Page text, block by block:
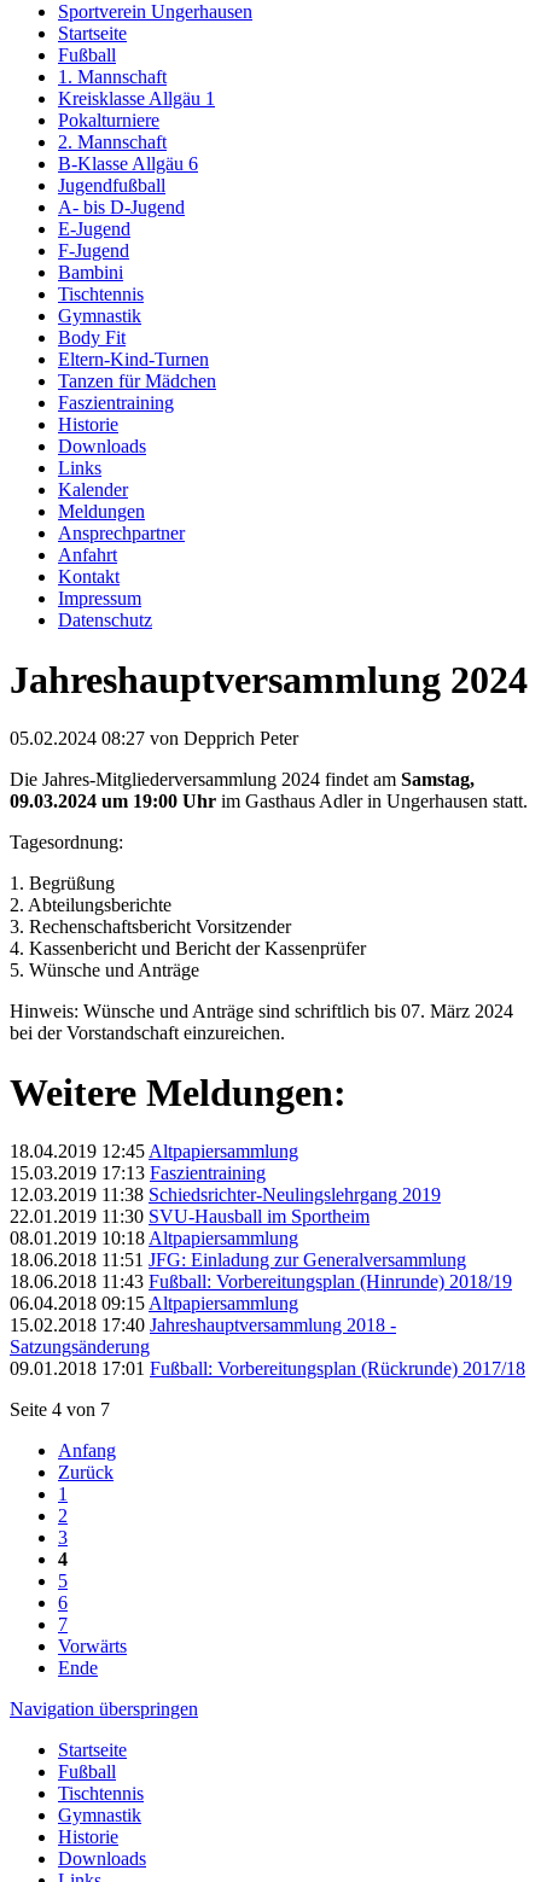
Sportverein Ungerhausen
Startseite
Fußball
1. Mannschaft
Kreisklasse Allgäu 1
Pokalturniere
2. Mannschaft
B-Klasse Allgäu 6
Jugendfußball
A- bis D-Jugend
E-Jugend
F-Jugend
Bambini
Tischtennis
Gymnastik
Body Fit
Eltern-Kind-Turnen
Tanzen für Mädchen
Faszientraining
Historie
Downloads
Links
Kalender
Meldungen
Ansprechpartner
Anfahrt
Kontakt
Impressum
Datenschutz
Jahreshauptversammlung 2024
05.02.2024 08:27 von Depprich Peter
Die Jahres-Mitgliederversammlung 2024 findet am Samstag,
09.03.2024 um 19:00 Uhr im Gasthaus Adler in Ungerhausen statt.
Tagesordnung:
1. Begrüßung
2. Abteilungsberichte
3. Rechenschaftsbericht Vorsitzender
4. Kassenbericht und Bericht der Kassenprüfer
5. Wünsche und Anträge
Hinweis: Wünsche und Anträge sind schriftlich bis 07. März 2024
bei der Vorstandschaft einzureichen.
Weitere Meldungen:
18.04.2019 12:45 Altpapiersammlung
15.03.2019 17:13 Faszientraining
12.03.2019 11:38 Schiedsrichter-Neulingslehrgang 2019
22.01.2019 11:30 SVU-Hausball im Sportheim
08.01.2019 10:18 Altpapiersammlung
18.06.2018 11:51 JFG: Einladung zur Generalversammlung
18.06.2018 11:43 Fußball: Vorbereitungsplan (Hinrunde) 2018/19
06.04.2018 09:15 Altpapiersammlung
15.02.2018 17:40 Jahreshauptversammlung 2018 -
Satzungsänderung
09.01.2018 17:01 Fußball: Vorbereitungsplan (Rückrunde) 2017/18
Seite 4 von 7
Anfang
Zurück
1
2
3
4
5
6
7
Vorwärts
Ende
Navigation überspringen
Startseite
Fußball
Tischtennis
Gymnastik
Historie
Downloads